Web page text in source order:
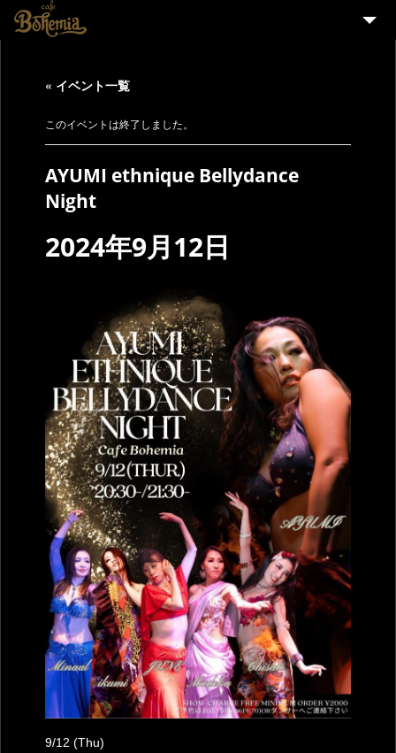
EVENT« イベント一覧
このイベントは終了しました。
AYUMI ethnique Bellydance
Night
2024年9月12日
9/12 (Thu)